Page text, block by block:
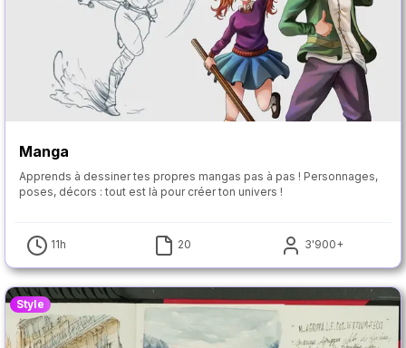
Manga
Apprends à dessiner tes propres mangas pas à pas ! Personnages,
poses, décors : tout est là pour créer ton univers !
11h 20 3'900+
Style